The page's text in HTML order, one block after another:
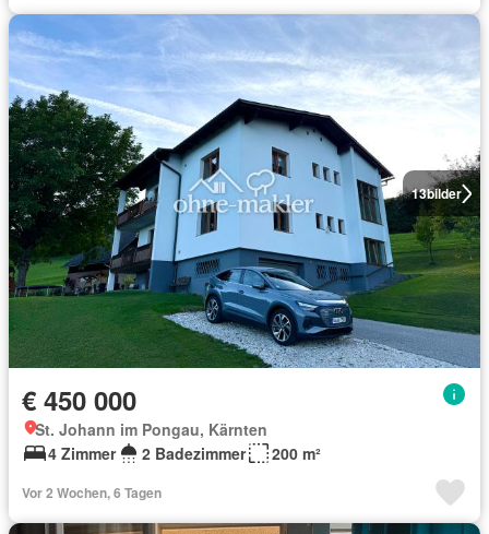
13bilder
€ 450 000
St. Johann im Pongau, Kärnten
4 Zimmer
2 Badezimmer 200 m²
Vor 2 Wochen, 6 Tagen